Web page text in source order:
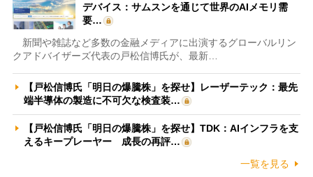
デバイス：サムスンを通じて世界のAIメモリ需
要…
新聞や雑誌など多数の金融メディアに出演するグローバルリン
クアドバイザーズ代表の戸松信博氏が、最新…
【戸松信博氏「明日の爆騰株」を探せ】レーザーテック：最先
端半導体の製造に不可欠な検査装…
【戸松信博氏「明日の爆騰株」を探せ】TDK：AIインフラを支
えるキープレーヤー 成長の再評…
一覧を見る